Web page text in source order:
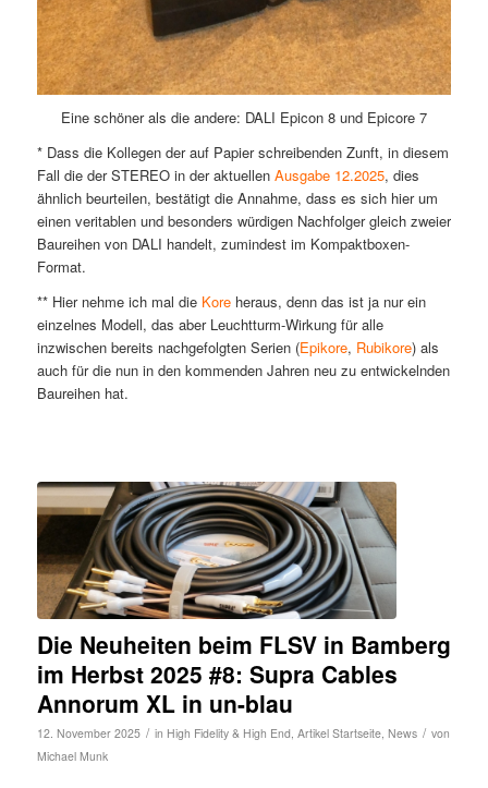
Eine schöner als die andere: DALI Epicon 8 und Epicore 7
* Dass die Kollegen der auf Papier schreibenden Zunft, in diesem
Fall die der STEREO in der aktuellen Ausgabe 12.2025, dies
ähnlich beurteilen, bestätigt die Annahme, dass es sich hier um
einen veritablen und besonders würdigen Nachfolger gleich zweier
Baureihen von DALI handelt, zumindest im Kompaktboxen-
Format.
** Hier nehme ich mal die Koreheraus, denn das ist ja nur ein
einzelnes Modell, das aber Leuchtturm-Wirkung für alle
inzwischen bereits nachgefolgten Serien (Epikore, Rubikore) als
auch für die nun in den kommenden Jahren neu zu entwickelnden
Baureihen hat.
Die Neuheiten beim FLSV in Bamberg
im Herbst 2025 #8: Supra Cables
Annorum XL in un-blau
12. November 2025 / in High Fidelity & High End, Artikel Startseite, News / von
Michael Munk